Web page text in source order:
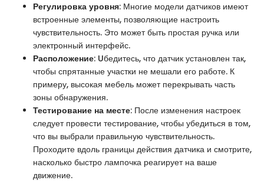
Регулировка уровня: Многие модели датчиков имеют
встроенные элементы, позволяющие настроить
чувствительность. Это может быть простая ручка или
электронный интерфейс.
Расположение: Uбедитесь, что датчик установлен так,
чтобы спрятанные участки не мешали его работе. К
примеру, высокая мебель может перекрывать часть
зоны обнаружения.
Тестирование на месте: После изменения настроек
следует провести тестирование, чтобы убедиться в том,
что вы выбрали правильную чувствительность.
Проходите вдоль границы действия датчика и смотрите,
насколько быстро лампочка реагирует на ваше
движение.